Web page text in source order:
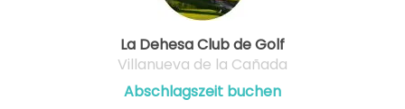
La Dehesa Club de Golf
Villanueva de la Cañada
Abschlagszeit buchen